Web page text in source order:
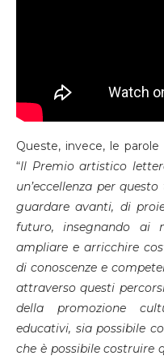
Queste, invece, le
“Il Premio artistico
un’eccellenza per
guardare avanti, di
futuro, insegnando ai
ampliare e arricchire
di conoscenze e
attraverso questi
della promozione
educativi, sia possibile
che è possibile costruire